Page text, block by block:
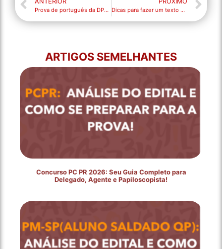
Prova de português da DPE-RJ Comentada – Técnico Superior Especializado Economia Dicas para fazer um texto coeso e articulado
ARTIGOS SEMELHANTES
Concurso PC PR 2026: Seu Guia Completo para
Delegado, Agente e Papiloscopista!